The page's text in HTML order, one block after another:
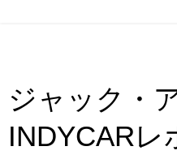
ジャック・
INDYCARレ